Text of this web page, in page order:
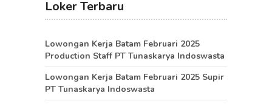
Loker Terbaru
Lowongan Kerja Batam Februari 2025
Production Staff PT Tunaskarya Indoswasta
Lowongan Kerja Batam Februari 2025 Supir
PT Tunaskarya Indoswasta